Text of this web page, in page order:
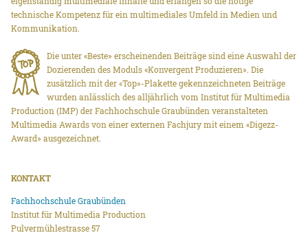
technische Kompetenz für ein multimediales Umfeld in Medien und
Kommunikation.
Die unter «Beste» erscheinenden Beiträge sind eine Auswahl der
Dozierenden des Moduls «Konvergent Produzieren». Die
zusätzlich mit der «Top»-Plakette gekennzeichneten Beiträge
wurden anlässlich des alljährlich vom Institut für Multimedia
Production (IMP) der Fachhochschule Graubünden veranstalteten
Multimedia Awards von einer externen Fachjury mit einem «Digezz-
Award» ausgezeichnet.
KONTAKT
Fachhochschule Graubünden
Institut für Multimedia Production
Pulvermühlestrasse 57